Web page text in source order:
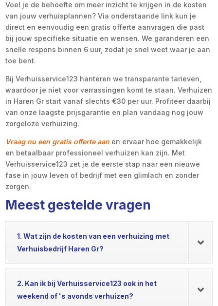
Voel je de behoefte om meer inzicht te krijgen in de kosten
van jouw verhuisplannen? Via onderstaande link kun je
direct en eenvoudig een gratis offerte aanvragen die past
bij jouw specifieke situatie en wensen. We garanderen een
snelle respons binnen 6 uur, zodat je snel weet waar je aan
toe bent.
Bij Verhuisservice123 hanteren we transparante tarieven,
waardoor je niet voor verrassingen komt te staan. Verhuizen
in Haren Gr start vanaf slechts €30 per uur. Profiteer daarbij
van onze laagste prijsgarantie en plan vandaag nog jouw
zorgeloze verhuizing.
Vraag nu een gratis offerte aan en ervaar hoe gemakkelijk
en betaalbaar professioneel verhuizen kan zijn. Met
Verhuisservice123 zet je de eerste stap naar een nieuwe
fase in jouw leven of bedrijf met een glimlach en zonder
zorgen.
Meest gestelde vragen
1. Wat zijn de kosten van een verhuizing met
Verhuisbedrijf Haren Gr?
2. Kan ik bij Verhuisservice123 ook in het
weekend of 's avonds verhuizen?